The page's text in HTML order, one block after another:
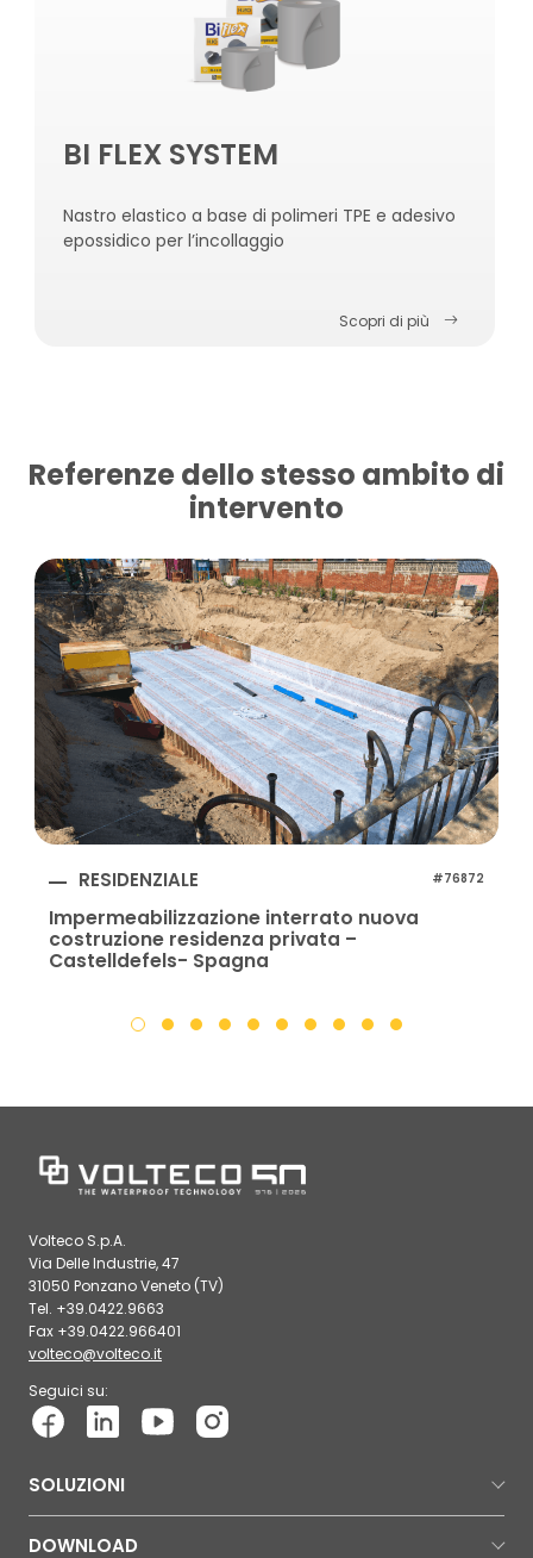
BI FLEX SYSTEM
Nastro elastico a base di polimeri TPE e adesivo
epossidico per l’incollaggio
Scopri di più
Referenze dello stesso ambito di
intervento
RESIDENZIALE #76872
Impermeabilizzazione interrato nuova
costruzione residenza privata –
Castelldefels- Spagna
Volteco S.p.A.
Via Delle Industrie, 47
31050 Ponzano Veneto (TV)
Tel. +39.0422.9663
Fax +39.0422.966401
volteco@volteco.it
Seguici su:
SOLUZIONI
DOWNLOAD